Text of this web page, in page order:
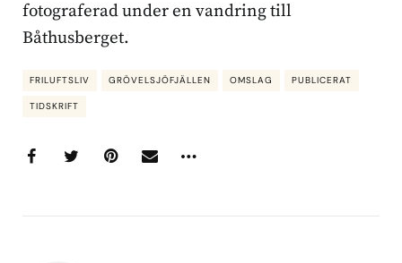
fotograferad under en vandring till
Båthusberget.
FRILUFTSLIV GRÖVELSJÖFJÄLLEN OMSLAG PUBLICERAT
TIDSKRIFT